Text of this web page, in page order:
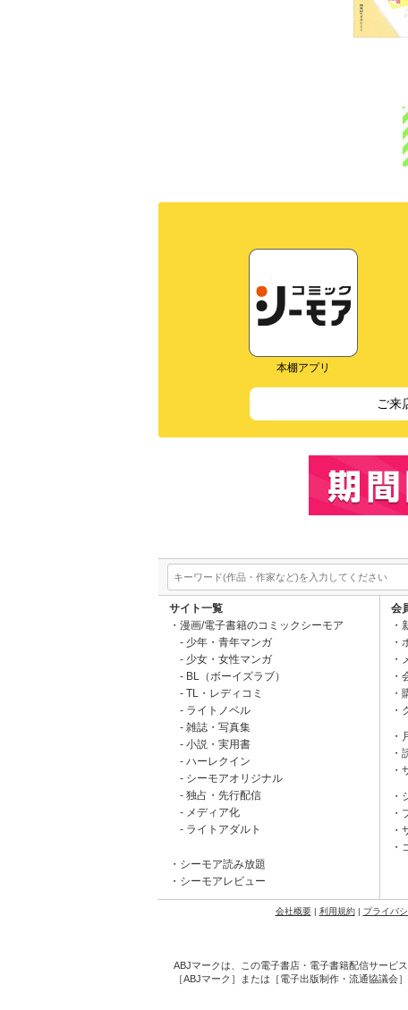
本棚アプリ
ご来
サイト一覧
漫画/電子書籍のコミックシーモア
少年・青年マンガ
少女・女性マンガ
BL（ボーイズラブ）
TL・レディコミ
ライトノベル
雑誌・写真集
小説・実用書
ハーレクイン
シーモアオリジナル
独占・先行配信
メディア化
ライトアダルト
シーモア読み放題
シーモアレビュー
会
会社概要| 利用規約| プライバ
ABJマークは、この電子書店・電子書籍配信サービ
［ABJマーク］または［電子出版制作・流通協議会